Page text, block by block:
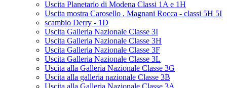
Uscita Planetario di Modena Classi 1A e 1H
Uscita mostra Carosello , Magnani Rocca - classi 5H 5I
scambio Derry - 1D
Uscita Galleria Nazionale Classe 3I
Uscita Galleria Nazionale Classe 3H
Uscita Galleria Nazionale Classe 3F
Uscita Galleria Nazionale Classe 3L
Uscita alla Galleria Nazionale Classe 3G
Uscita alla galleria nazionale Classe 3B